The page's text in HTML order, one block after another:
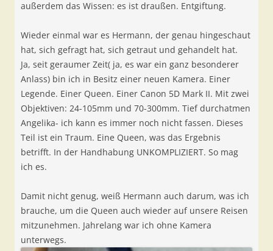
außerdem das Wissen: es ist draußen. Entgiftung.
Wieder einmal war es Hermann, der genau hingeschaut
hat, sich gefragt hat, sich getraut und gehandelt hat.
Ja, seit geraumer Zeit( ja, es war ein ganz besonderer
Anlass) bin ich in Besitz einer neuen Kamera. Einer
Legende. Einer Queen. Einer Canon 5D Mark II. Mit zwei
Objektiven: 24-105mm und 70-300mm. Tief durchatmen
Angelika- ich kann es immer noch nicht fassen. Dieses
Teil ist ein Traum. Eine Queen, was das Ergebnis
betrifft. In der Handhabung UNKOMPLIZIERT. So mag
ich es.
Damit nicht genug, weiß Hermann auch darum, was ich
brauche, um die Queen auch wieder auf unsere Reisen
mitzunehmen. Jahrelang war ich ohne Kamera
unterwegs.